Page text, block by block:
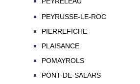
PEYRUSSE-LE-ROC
PIERREFICHE
PLAISANCE
POMAYROLS
PONT-DE-SALARS